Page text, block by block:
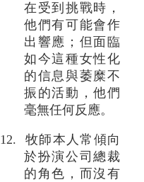
在受到挑戰時，
他們有可能會作
出響應；但面臨
如今這種女性化
的信息與萎糜不
振的活動，他們
毫無任何反應。
12. 牧師本人常傾向
於扮演公司總裁
的角色，而沒有